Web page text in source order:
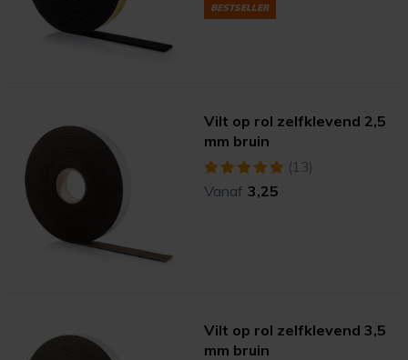
BESTSELLER
Vilt op rol zelfklevend 2,5
mm bruin
(13)
Vanaf 3,25
Vilt op rol zelfklevend 3,5
mm bruin